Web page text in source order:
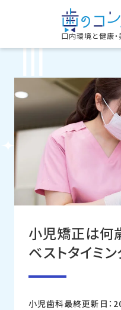
口内環境と健康
小児矯正は何
ベストタイミ
小児歯科最終更新日：